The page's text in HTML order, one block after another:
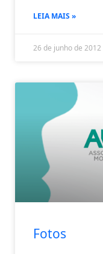
LEIA MAIS »
26 de junho de 2012
Fotos